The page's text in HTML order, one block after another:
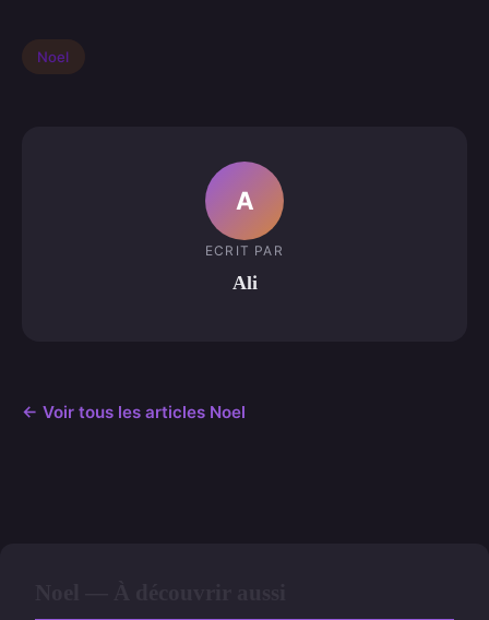
Noel
A
ECRIT PAR
Ali
← Voir tous les articles Noel